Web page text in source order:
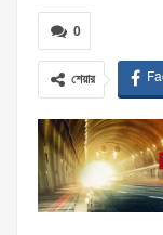
0
শেয়ার